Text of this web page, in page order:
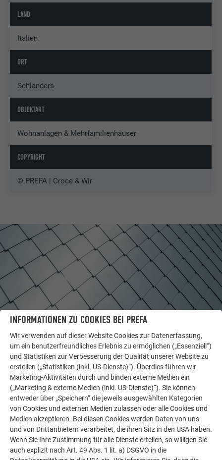
LAND
Italien
ORT
Schlanders
OBJEKTART
Wohnanlagen & Mehrfamilienhäuser
COPYRIGHT
© PREFA | Croce & Wir
LASSEN SIE SICH INSPIRIEREN
WEITERE OBJEKTE
Die PREFA Referenzgalerie zeigt, wie vielseitig
Aluminium eingesetzt werden kann. Entdecken Sie
weitere beeindruckende Projekte mit den langlebigen
PREFA Aluminiumlösungen für Dach, Solar und
Fassade.
INFORMATIONEN ZU COOKIES BEI PREFA
Wir verwenden auf dieser Website Cookies zur Datenerfassung,
um ein benutzerfreundliches Erlebnis zu ermöglichen („Essenziell“)
und Statistiken zur Verbesserung der Qualität unserer Website zu
erstellen („Statistiken (inkl. US-Dienste)“). Überdies führen wir
Marketing-Aktivitäten durch und binden externe Medien ein
(„Marketing & externe Medien (inkl. US-Dienste)“). Sie können
entweder über „Speichern“ die jeweils ausgewählten Kategorien
von Cookies und externen Medien zulassen oder alle Cookies und
Medien akzeptieren. Bei diesen Cookies werden Daten von uns
und von Drittanbietern verarbeitet, die ihren Sitz in den USA haben.
Wenn Sie Ihre Zustimmung für alle Dienste erteilen, so willigen Sie
auch explizit nach Art. 49 Abs. 1 lit. a) DSGVO in die